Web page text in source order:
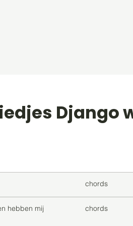
Django
chords
hebben mij
chords